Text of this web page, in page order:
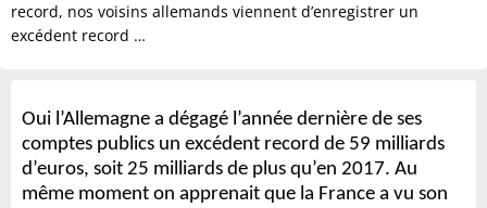
record, nos voisins allemands viennent d’enregistrer un
excédent record …
Oui l’Allemagne a dégagé l’année dernière de ses
comptes publics un excédent record de 59 milliards
d’euros, soit 25 milliards de plus qu’en 2017. Au
même moment on apprenait que la France a vu son